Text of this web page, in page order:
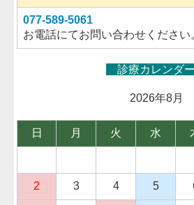
077-589-5061
お電話にてお問い合わせください
診療カレンダ
2026年8月
日 月 火 水
2 3 4 5